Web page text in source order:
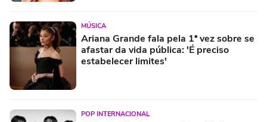
MÚSICA
Ariana Grande fala pela 1ª vez sobre se
afastar da vida pública: 'É preciso
estabelecer limites'
POP INTERNACIONAL